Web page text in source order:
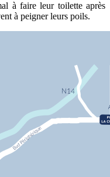
à faire leur toilette après
à peigner leurs poils.